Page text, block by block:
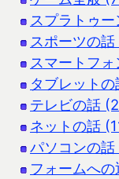
スプラトゥ
スポーツの
スマートフ
タブレット
テレビの話
ネットの話
パソコンの
フォームへ